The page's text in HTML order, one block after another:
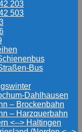
203
503
Bus
Dahlhausen
– Brockenbahn
– Harzquerbahn
<--> Haltingen